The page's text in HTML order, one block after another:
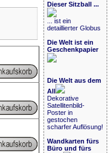
Dieser Sitzball ...
... ist ein
detaillierter Globus
Die Welt ist ein
Geschenkpapier
Die Welt aus dem
All
Dekorative
Satellitenbild-
Poster in
gestochen
scharfer Auflösung!
Wandkarten fürs
Büro und fürs